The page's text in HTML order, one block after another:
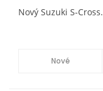
Nový Suzuki S-Cross.
Nové